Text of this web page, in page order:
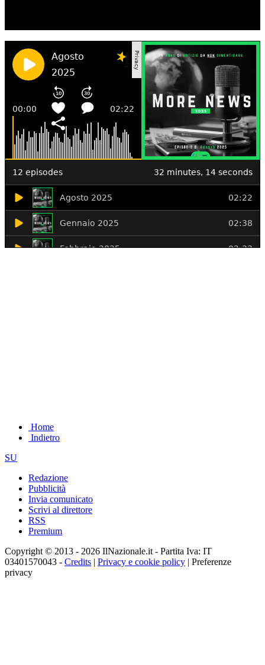
Home
Indietro
SU
Redazione
Pubblicità
Invia comunicato
Scrivi al direttore
RSS
Premium
Copyright © 2013 - 2026 IlNazionale.it - Partita Iva: IT
03401570043 - Credits | Privacy e cookie policy | Preferenze
privacy